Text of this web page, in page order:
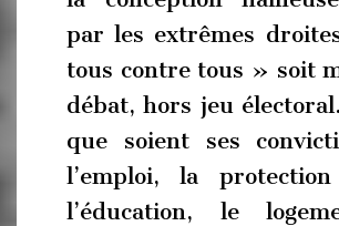
par les extrêmes
tous contre tous » soit
débat, hors jeu
que soient ses
l’emploi, la protection
l’éducation, le